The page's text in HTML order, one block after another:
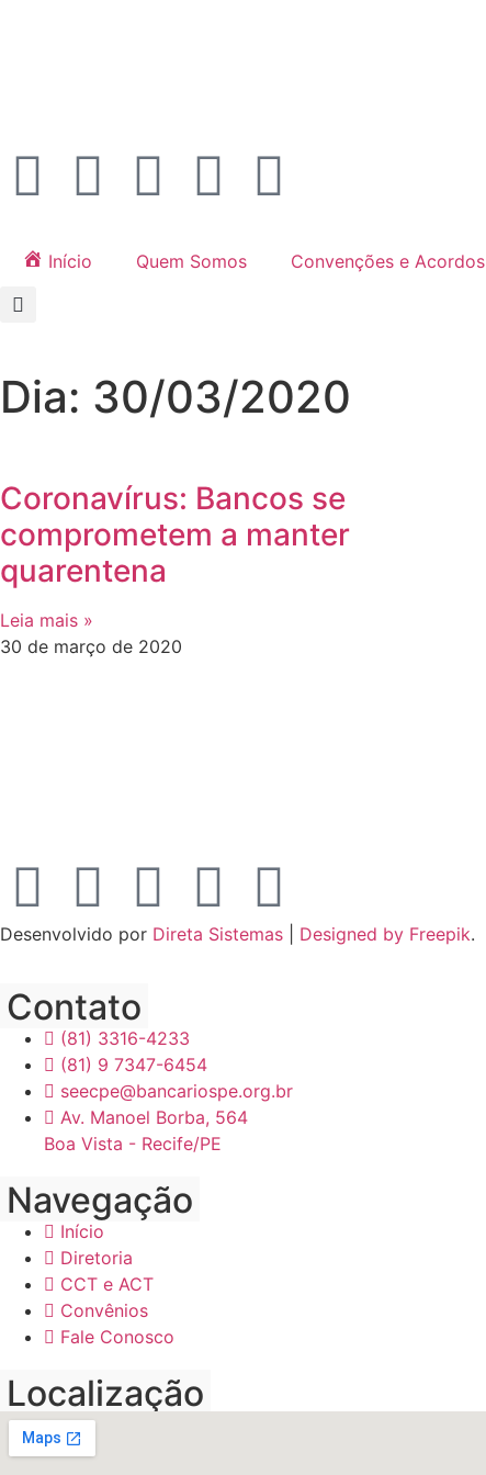
Início Quem Somos Convenções e Acordos
Dia: 30/03/2020
Coronavírus: Bancos se
comprometem a manter
quarentena
Leia mais »
30 de março de 2020
Desenvolvido por Direta Sistemas Designed by Freepik.
Contato
(81) 3316-4233
(81) 9 7347-6454
seecpe@bancariospe.org.br
Av. Manoel Borba, 564
Boa Vista - Recife/PE
Navegação
Início
Diretoria
CCT e ACT
Convênios
Fale Conosco
Localização